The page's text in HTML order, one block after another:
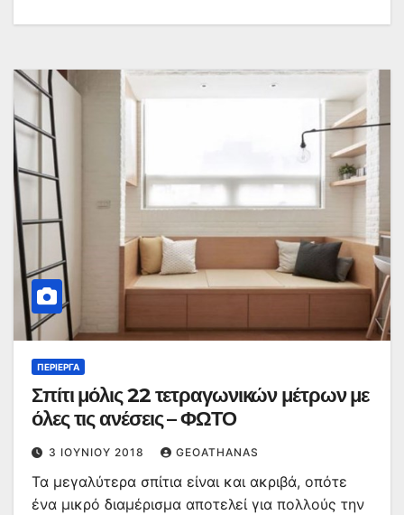
ΠΕΡΊΕΡΓΑ
Σπίτι μόλις 22 τετραγωνικών μέτρων με
όλες τις ανέσεις – ΦΩΤΟ
3 ΙΟΥΝΊΟΥ 2018 GEOATHANAS
Τα μεγαλύτερα σπίτια είναι και ακριβά, οπότε
ένα μικρό διαμέρισμα αποτελεί για πολλούς την